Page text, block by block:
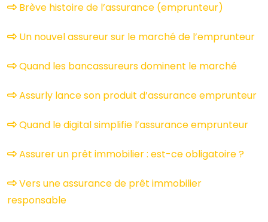
Brève histoire de l’assurance (emprunteur)
Un nouvel assureur sur le marché de l’emprunteur
Quand les bancassureurs dominent le marché
Assurly lance son produit d’assurance emprunteur
Quand le digital simplifie l’assurance emprunteur
Assurer un prêt immobilier : est-ce obligatoire ?
Vers une assurance de prêt immobilier
responsable